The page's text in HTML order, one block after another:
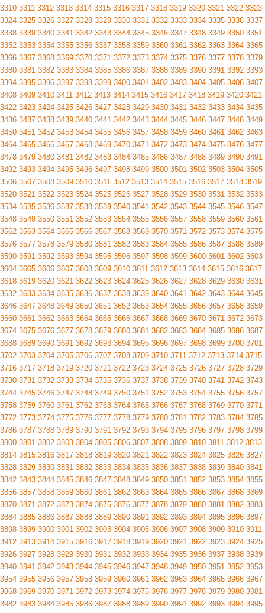
3310 3311 3312 3313 3314 3315 3316 3317 3318 3319 3320 3321 3322 3323
3324 3325 3326 3327 3328 3329 3330 3331 3332 3333 3334 3335 3336 3337
3338 3339 3340 3341 3342 3343 3344 3345 3346 3347 3348 3349 3350 3351
3352 3353 3354 3355 3356 3357 3358 3359 3360 3361 3362 3363 3364 3365
3366 3367 3368 3369 3370 3371 3372 3373 3374 3375 3376 3377 3378 3379
3380 3381 3382 3383 3384 3385 3386 3387 3388 3389 3390 3391 3392 3393
3394 3395 3396 3397 3398 3399 3400 3401 3402 3403 3404 3405 3406 3407
3408 3409 3410 3411 3412 3413 3414 3415 3416 3417 3418 3419 3420 3421
3422 3423 3424 3425 3426 3427 3428 3429 3430 3431 3432 3433 3434 3435
3436 3437 3438 3439 3440 3441 3442 3443 3444 3445 3446 3447 3448 3449
3450 3451 3452 3453 3454 3455 3456 3457 3458 3459 3460 3461 3462 3463
3464 3465 3466 3467 3468 3469 3470 3471 3472 3473 3474 3475 3476 3477
3478 3479 3480 3481 3482 3483 3484 3485 3486 3487 3488 3489 3490 3491
3492 3493 3494 3495 3496 3497 3498 3499 3500 3501 3502 3503 3504 3505
3506 3507 3508 3509 3510 3511 3512 3513 3514 3515 3516 3517 3518 3519
3520 3521 3522 3523 3524 3525 3526 3527 3528 3529 3530 3531 3532 3533
3534 3535 3536 3537 3538 3539 3540 3541 3542 3543 3544 3545 3546 3547
3548 3549 3550 3551 3552 3553 3554 3555 3556 3557 3558 3559 3560 3561
3562 3563 3564 3565 3566 3567 3568 3569 3570 3571 3572 3573 3574 3575
3576 3577 3578 3579 3580 3581 3582 3583 3584 3585 3586 3587 3588 3589
3590 3591 3592 3593 3594 3595 3596 3597 3598 3599 3600 3601 3602 3603
3604 3605 3606 3607 3608 3609 3610 3611 3612 3613 3614 3615 3616 3617
3618 3619 3620 3621 3622 3623 3624 3625 3626 3627 3628 3629 3630 3631
3632 3633 3634 3635 3636 3637 3638 3639 3640 3641 3642 3643 3644 3645
3646 3647 3648 3649 3650 3651 3652 3653 3654 3655 3656 3657 3658 3659
3660 3661 3662 3663 3664 3665 3666 3667 3668 3669 3670 3671 3672 3673
3674 3675 3676 3677 3678 3679 3680 3681 3682 3683 3684 3685 3686 3687
3688 3689 3690 3691 3692 3693 3694 3695 3696 3697 3698 3699 3700 3701
3702 3703 3704 3705 3706 3707 3708 3709 3710 3711 3712 3713 3714 3715
3716 3717 3718 3719 3720 3721 3722 3723 3724 3725 3726 3727 3728 3729
3730 3731 3732 3733 3734 3735 3736 3737 3738 3739 3740 3741 3742 3743
3744 3745 3746 3747 3748 3749 3750 3751 3752 3753 3754 3755 3756 3757
3758 3759 3760 3761 3762 3763 3764 3765 3766 3767 3768 3769 3770 3771
3772 3773 3774 3775 3776 3777 3778 3779 3780 3781 3782 3783 3784 3785
3786 3787 3788 3789 3790 3791 3792 3793 3794 3795 3796 3797 3798 3799
3800 3801 3802 3803 3804 3805 3806 3807 3808 3809 3810 3811 3812 3813
3814 3815 3816 3817 3818 3819 3820 3821 3822 3823 3824 3825 3826 3827
3828 3829 3830 3831 3832 3833 3834 3835 3836 3837 3838 3839 3840 3841
3842 3843 3844 3845 3846 3847 3848 3849 3850 3851 3852 3853 3854 3855
3856 3857 3858 3859 3860 3861 3862 3863 3864 3865 3866 3867 3868 3869
3870 3871 3872 3873 3874 3875 3876 3877 3878 3879 3880 3881 3882 3883
3884 3885 3886 3887 3888 3889 3890 3891 3892 3893 3894 3895 3896 3897
3898 3899 3900 3901 3902 3903 3904 3905 3906 3907 3908 3909 3910 3911
3912 3913 3914 3915 3916 3917 3918 3919 3920 3921 3922 3923 3924 3925
3926 3927 3928 3929 3930 3931 3932 3933 3934 3935 3936 3937 3938 3939
3940 3941 3942 3943 3944 3945 3946 3947 3948 3949 3950 3951 3952 3953
3954 3955 3956 3957 3958 3959 3960 3961 3962 3963 3964 3965 3966 3967
3968 3969 3970 3971 3972 3973 3974 3975 3976 3977 3978 3979 3980 3981
3982 3983 3984 3985 3986 3987 3988 3989 3990 3991 3992 3993 3994 3995